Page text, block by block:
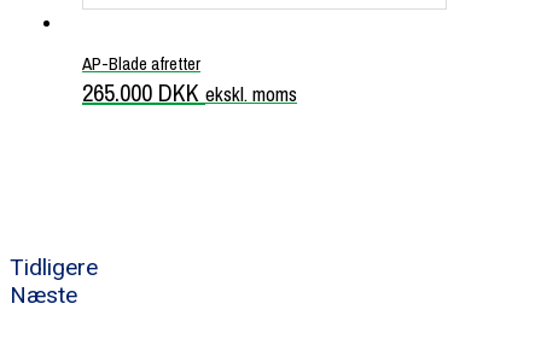
AP-Blade afretter
265.000 DKK ekskl. moms
Tidligere
Næste